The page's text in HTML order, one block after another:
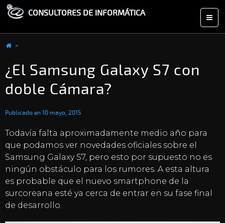
CONSULTORES DE INFORMÁTICA
>
¿El Samsung Galaxy S7 con
doble Cámara?
Publicado en 10 mayo, 2015
Todavía falta aproximadamente medio año para
que podamos ver novedades oficiales sobre el
Samsung Galaxy S7, pero esto por supuesto no es
ningún obstáculo para los rumores. A esta altura
es probable que el nuevo smartphone de la
surcoreana esté ya cerca de entrar en su fase final
de desarrollo.